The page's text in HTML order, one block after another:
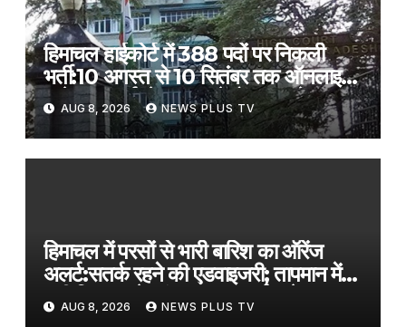
हिमाचल हाईकोर्ट में 388 पदों पर निकली
भर्ती:10 अगस्त से 10 सितंबर तक ऑनलाइन
आवेदन; क्लर्क के 141, स्टेनोग्राफर के 79
पद शामिल
AUG 8, 2026 NEWS PLUS TV
हिमाचल में परसों से भारी बारिश का ऑरेंज
अलर्ट:सतर्क रहने की एडवाइजरी; तापमान में
बड़ी गिरावट, केलांग का पारा नॉर्मल से 8.7॰C
नीचे लुढ़का
AUG 8, 2026 NEWS PLUS TV